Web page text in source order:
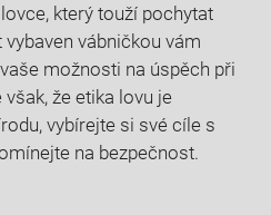
který touží pochytat
vábničkou vám
možnosti na úspěch při
že etika lovu ⁤je
vybírejte si své cíle s
na bezpečnost.